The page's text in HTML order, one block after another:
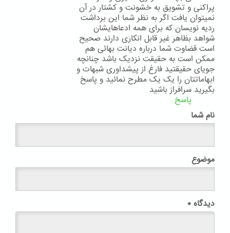
پراکنی و تشویق به خشونت و کشتار در آن
نمیتوان یافت اگر به نظر شما این برداشت
ردیه نویسان که برای همه ادعاهایشان
شواهد بظاهر غیر قابل انکاری دارند صحیح
است قضاوت شما درباره دیانت بهائی هم
ممکن است به حقیقت نزدیک باشد چنانچه
جویای حقیقتید فارغ از پیشداوری شبهات و
ابهاماتتان را یک یک مطرح نمائید و پاسخ
بگیرید سرافراز باشید
پاسخ
نام شما
موضوع
دیدگاه *